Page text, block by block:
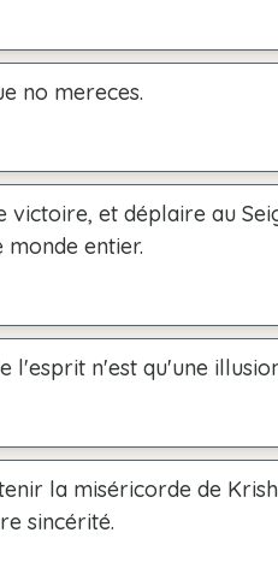
no mereces.
victoire, et déplaire au
monde entier.
l'esprit n'est qu'une
la miséricorde de
sincérité.